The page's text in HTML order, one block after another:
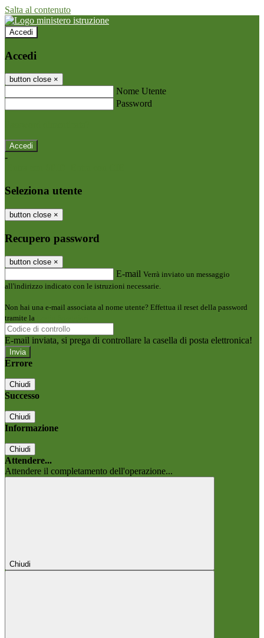
Salta al contenuto
Accedi
Accedi
button close ×
Nome Utente
Password
-
Seleziona utente
button close ×
Recupero password
button close ×
E-mail Verrà inviato un messaggio
all'indirizzo indicato con le istruzioni necessarie.
Non hai una e-mail associata al nome utente? Effettua il reset della password
tramite la
E-mail inviata, si prega di controllare la casella di posta elettronica!
Errore
Chiudi
Successo
Chiudi
Informazione
Chiudi
Attendere...
Attendere il completamento dell'operazione...
Chiudi